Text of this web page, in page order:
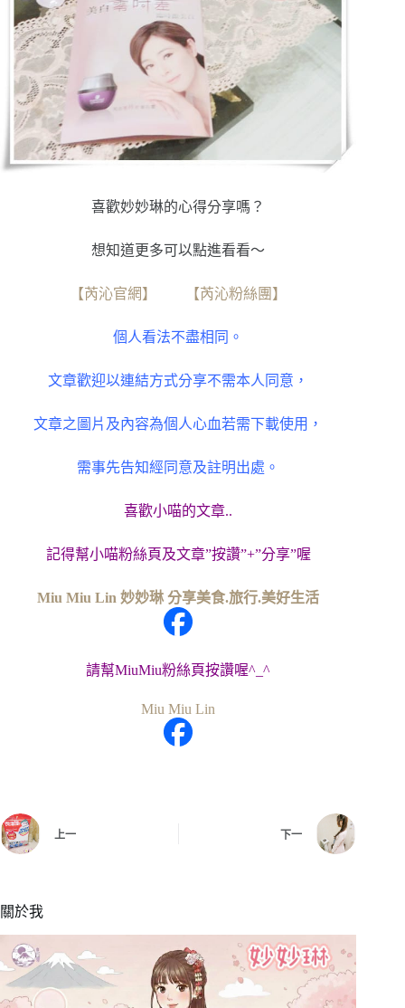
喜歡妙妙琳的心得分享嗎？
想知道更多可以點進看看～
【芮沁官網】 【芮沁粉絲團】
個人看法不盡相同。
文章歡迎以連結方式分享不需本人同意，
文章之圖片及內容為個人心血若需下載使用，
需事先告知經同意及註明出處。
喜歡小喵的文章..
記得幫小喵粉絲頁及文章”按讚”+”分享”喔
Miu Miu Lin 妙妙琳 分享美食.旅行.美好生活
請幫MiuMiu粉絲頁按讚喔^_^
Miu Miu Lin
上一 下一
關於我